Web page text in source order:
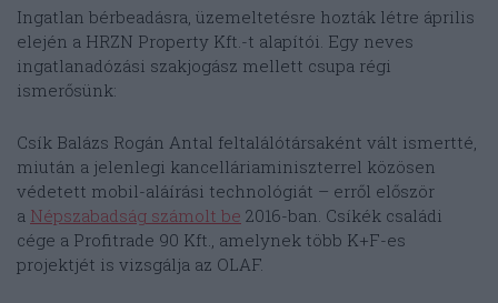
Ingatlan bérbeadásra, üzemeltetésre hozták létre április
elején a HRZN Property Kft.-t alapítói. Egy neves
ingatlanadózási szakjogász mellett csupa régi
ismerősünk:
Csík Balázs Rogán Antal feltalálótársaként vált ismertté,
miután a jelenlegi kancelláriaminiszterrel közösen
védetett mobil-aláírási technológiát – erről először
a Népszabadság számolt be 2016-ban. Csíkék családi
cége a Profitrade 90 Kft., amelynek több K+F-es
projektjét is vizsgálja az OLAF.